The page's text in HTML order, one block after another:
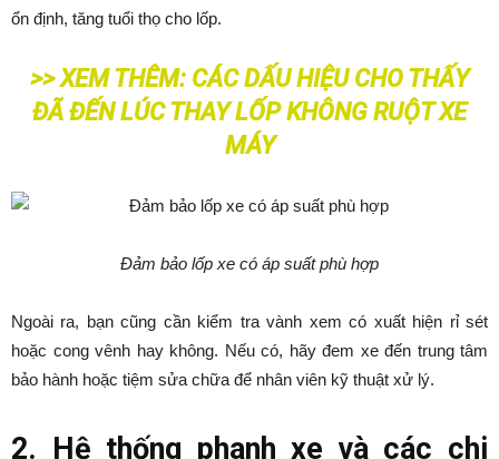
ổn định, tăng tuổi thọ cho lốp.
>> XEM THÊM: CÁC DẤU HIỆU CHO THẤY
ĐÃ ĐẾN LÚC THAY LỐP KHÔNG RUỘT XE
MÁY
Đảm bảo lốp xe có áp suất phù hợp
Ngoài ra, bạn cũng cần kiểm tra vành xem có xuất hiện rỉ sét
hoặc cong vênh hay không. Nếu có, hãy đem xe đến trung tâm
bảo hành hoặc tiệm sửa chữa để nhân viên kỹ thuật xử lý.
2. Hệ thống phanh xe và các chi